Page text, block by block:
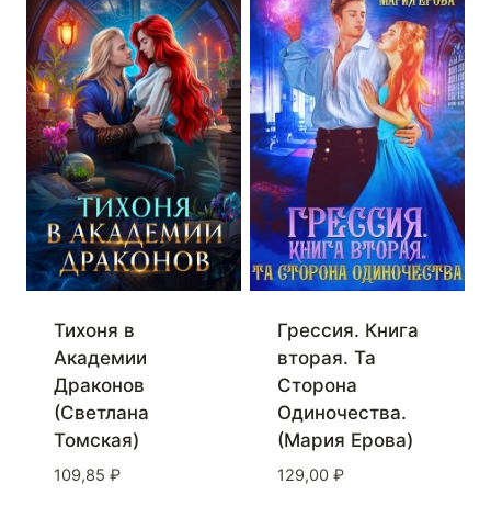
Тихоня в
Академии
Драконов
(Светлана
Томская)
109,85 ₽
Грессия. Книга
вторая. Та
Сторона
Одиночества.
(Мария Ерова)
129,00 ₽